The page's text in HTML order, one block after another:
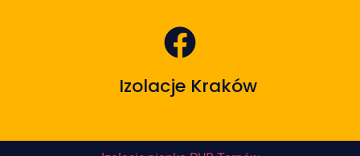
Izolacje Kraków